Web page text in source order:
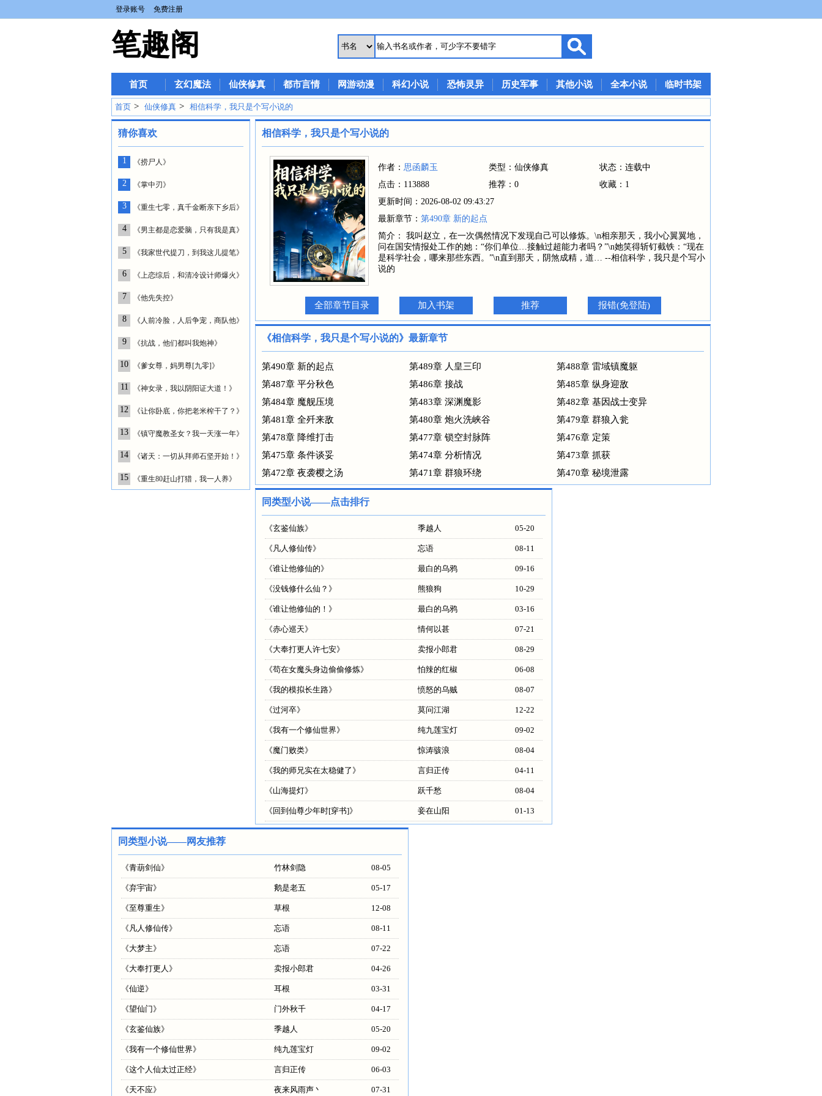
登录账号 免费注册
笔趣阁
首页 玄幻魔法 仙侠修真 都市言情 网游动漫 科幻小说 恐怖灵异 历史军事 其他小说 全本小说 临时书架
首页 > 仙侠修真 > 相信科学，我只是个写小说的
猜你喜欢
1 《捞尸人》
2 《掌中刃》
3 《重生七零，真千金断亲下乡后》
4 《男主都是恋爱脑，只有我是真》
5 《我家世代提刀，到我这儿提笔》
6 《上恋综后，和清冷设计师爆火》
7 《他先失控》
8 《人前冷脸，人后争宠，商队他》
9 《抗战，他们都叫我炮神》
10 《爹女尊，妈男尊[九零]》
11 《神女录，我以阴阳证大道！》
12 《让你卧底，你把老米榨干了？》
13 《镇守魔教圣女？我一天涨一年》
14 《诸天：一切从拜师石坚开始！》
15 《重生80赶山打猎，我一人养》
相信科学，我只是个写小说的
作者： 思函麟玉 类型：仙侠修真
状态：连载中
点击：113888
推荐：0
收藏：1
更新时间：2026-08-02 09:43:27
最新章节： 第490章 新的起点
简介： 我叫赵立，在一次偶然情况下发现自己可以修炼。\n相亲那天，我小心翼翼地，
问在国安情报处工作的她：“你们单位…接触过超能力者吗？”\n她笑得斩钉截铁：“现在
是科学社会，哪来那些东西。”\n直到那天，阴煞成精，道… --相信科学，我只是个写小
说的
全部章节目录 加入书架 推荐 报错(免登陆)
《相信科学，我只是个写小说的》最新章节
第490章 新的起点 第489章 人皇三印
第488章 雷域镇魔躯
第487章 平分秋色
第486章 接战
第485章 纵身迎敌
第484章 魔舰压境
第483章 深渊魔影
第482章 基因战士变异
第481章 全歼来敌
第480章 炮火洗峡谷
第479章 群狼入瓮
第478章 降维打击
第477章 锁空封脉阵
第476章 定策
第475章 条件谈妥
第474章 分析情况
第473章 抓获
第472章 夜袭樱之汤
第471章 群狼环绕 第470章 秘境泄露
同类型小说——点击排行
《玄鉴仙族》 季越人 05-20
《 凡人修仙传》 忘语 08-11
《谁让他修仙的》 最白的乌鸦 09-16
《没钱修什么仙？ 》 熊狼狗 10-29
《谁让他修仙的！ 》 最白的乌鸦 03-16
《赤心巡天》 情何以甚 07-21
《大奉打更人许七安》 卖报小郎君 08-29
《苟在女魔头身边偷偷修炼》 怕辣的红椒 06-08
《我的模拟长生路》 愤怒的乌贼 08-07
《过河卒》 莫问江湖 12-22
《我有一个修仙世界》 纯九莲宝灯 09-02
《魔门败类》 惊涛骇浪 08-04
《我的师兄实在太稳健了 》 言归正传 04-11
《山海提灯》 跃千愁 08-04
《 回到仙尊少年时[穿书]》 妾在山阳 01-13
同类型小说——网友推荐
《青葫剑仙》 竹林剑隐 08-05
《弃宇宙》 鹅是老五 05-17
《至尊重生》 草根 12-08
《 凡人修仙传》 忘语 08-11
《大梦主》 忘语 07-22
《大奉打更人 》 卖报小郎君 04-26
《仙逆》 耳根 03-31
《望仙门》 门外秋千 04-17
《玄鉴仙族》 季越人 05-20
《我有一个修仙世界》 纯九莲宝灯 09-02
《这个人仙太过正经》 言归正传 06-03
《天不应》 夜来风雨声丶 07-31